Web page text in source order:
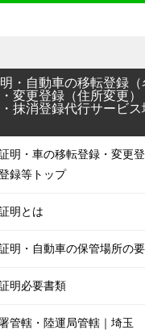
・自動車の移転登録（
変更登録（住所変更）
抹消登録代行サービス
明・車の移転登録・変更登
録等トップ
明とは
明・自動車の保管場所の
明必要書類
管轄・陸運局管轄｜埼玉